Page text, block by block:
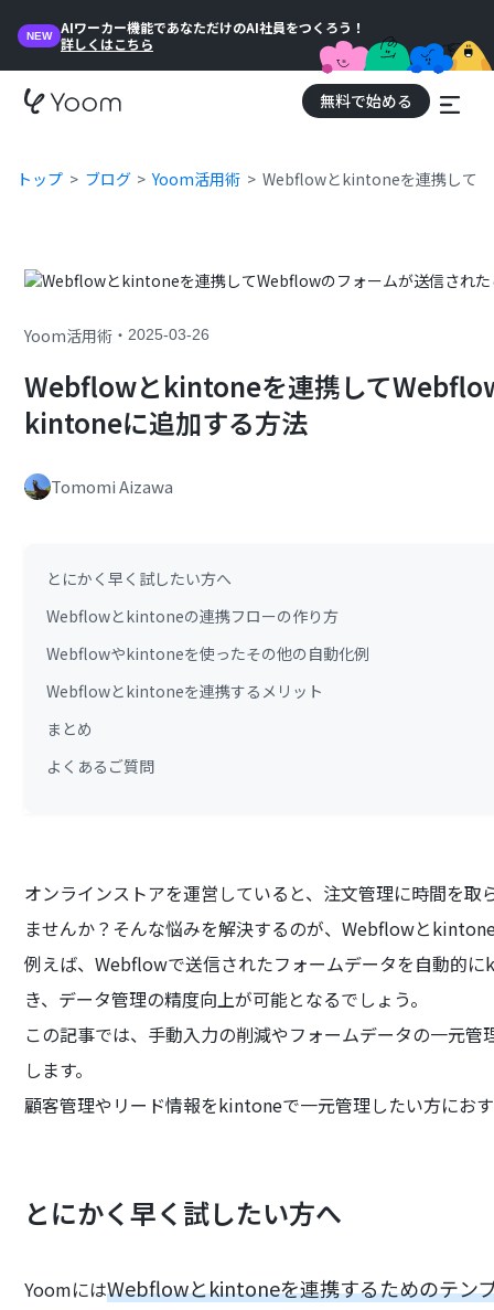
NEW
AIワーカー機能であなただけのAI社員をつくろう！
詳しくはこちら
無料で始める
トップ ブログ Yoom活用術 Webflowとkintoneを連携して
Yoom活用術 ・2025-03-26
Webflowとkintoneを連携して
kintoneに追加する方法
Tomomi Aizawa
とにかく早く試したい方へ
Webflowとkintoneの連携フローの作り方
Webflowやkintoneを使ったその他の自動化例
Webflowとkintoneを連携するメリット
まとめ
よくあるご質問
オンラインストアを運営していると、注文管理に時間を
ませんか？そんな悩みを解決するのが、Webflowと
例えば、Webflowで送信されたフォームデータを自動的
き、データ管理の精度向上が可能となるでしょう。
この記事では、手動入力の削減やフォームデータの一元
します。
顧客管理やリード情報をkintoneで一元管理したい方にお
とにかく早く試したい方へ
YoomにはWebflowとkintoneを連携するためのテン